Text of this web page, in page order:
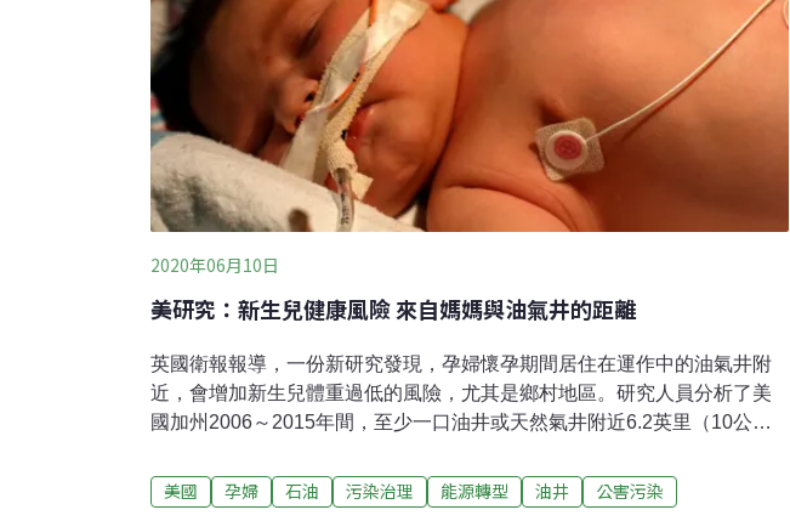
2020年06月10日
美研究：新生兒健康風險 來自媽媽與油氣井的距離
英國衛報報導，一份新研究發現，孕婦懷孕期間居住在運作中的油氣井附
近，會增加新生兒體重過低的風險，尤其是鄉村地區。研究人員分析了美
國加州2006～2015年間，至少一口油井或天然氣井附近6.2英里（10公
生產結果不良案例數，具顯著相關。這是第一個探討孕婦居住在郊區、都
會區以及運作中或關閉的石油和天然氣井附近，與其生產結果的研究，也
美國 孕婦 石油 污染治理 能源轉型 油井 公害污染